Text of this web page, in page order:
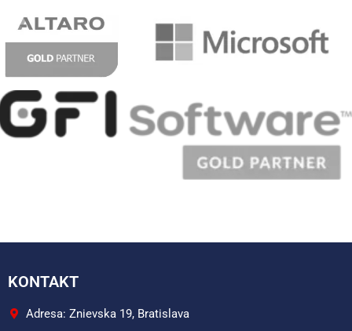
KONTAKT
Adresa: Znievska 19, Bratislava